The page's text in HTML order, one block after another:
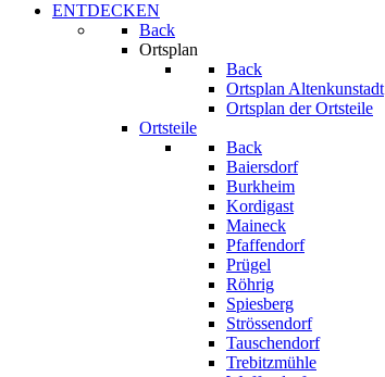
ENTDECKEN
Back
Ortsplan
Back
Ortsplan Altenkunstadt
Ortsplan der Ortsteile
Ortsteile
Back
Baiersdorf
Burkheim
Kordigast
Maineck
Pfaffendorf
Prügel
Röhrig
Spiesberg
Strössendorf
Tauschendorf
Trebitzmühle